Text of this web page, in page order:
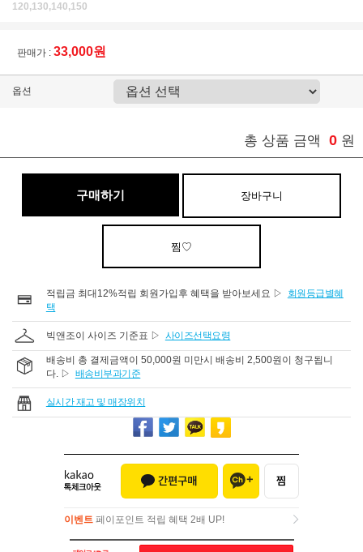
120,130,140,150
판매가 : 33,000원
옵션
총 상품 금액 0 원
구매하기 장바구니
찜♡
적립금 최대12%적립 회원가입후 혜택을 받아보세요 ▷
회원등급별혜
택
빅앤조이 사이즈 기준표 ▷ 사이즈선택요령
배송비 총 결제금액이 50,000원 미만시 배송비 2,500원이 청구됩니
다. ▷ 배송비부과기준
실시간 재고 및 매장위치
이벤트 페이포인트 적립 혜택 2배 UP!
이벤트페이포인트 적립 혜택 2배 UP!